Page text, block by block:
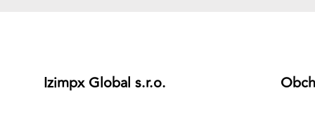
Izimpx Global s.r.o.